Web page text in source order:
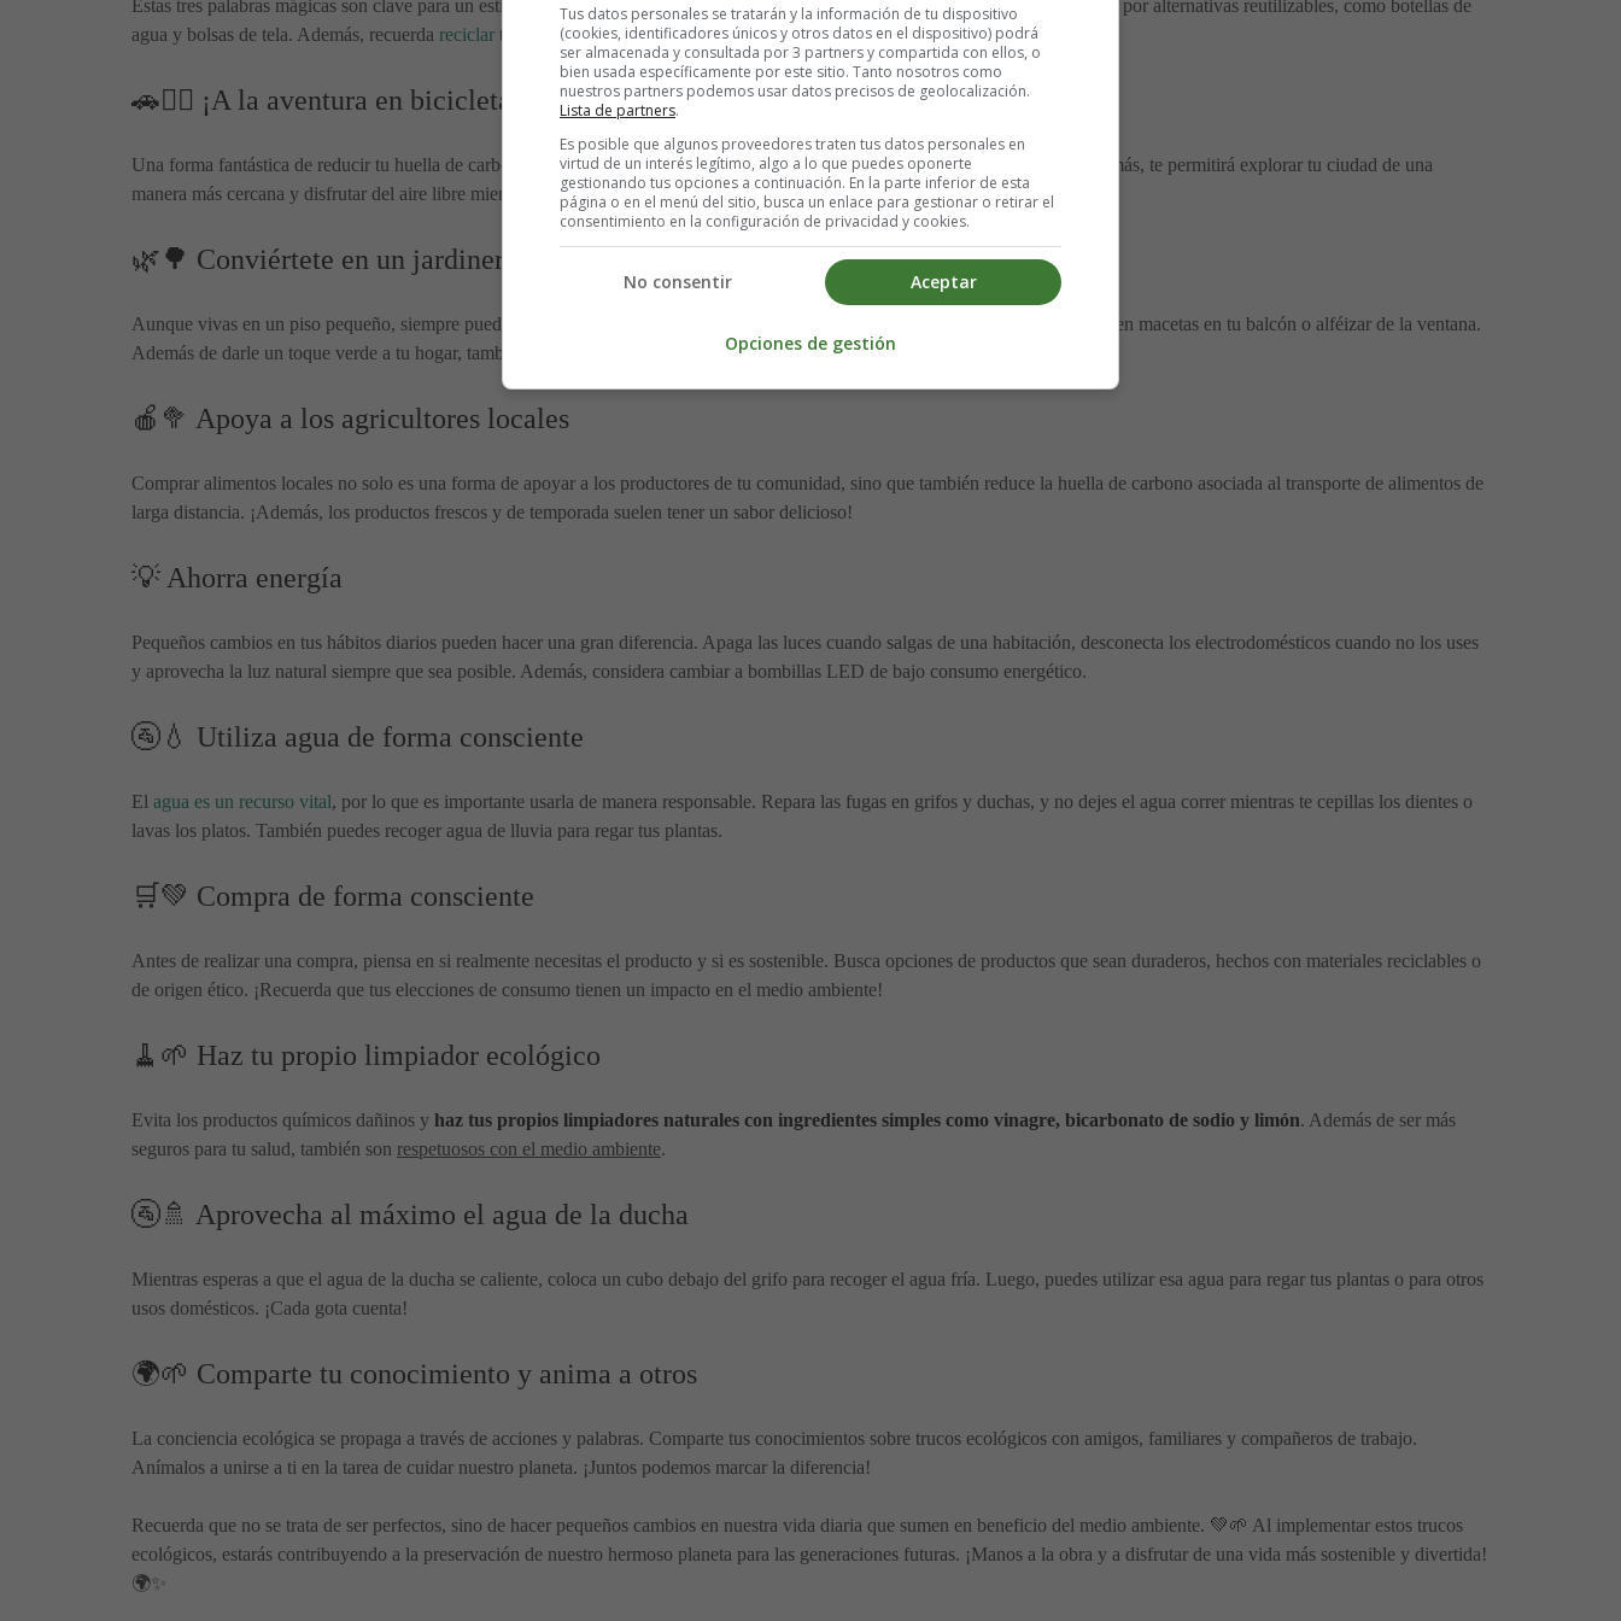
Estas tres palabras mágicas son clave para un estilo de vida ecológico. Intenta reducir el consumo de productos desechables y opta por alternativas reutilizables, como botellas de
agua y bolsas de tela. Además, recuerda reciclar todo lo que puedas, separando los residuos correctamente.
🚗🚴‍♀️ ¡A la aventura en bicicleta!
Una forma fantástica de reducir tu huella de carbono y mantenerte en forma es utilizar la bicicletacomo medio de transporte. Además, te permitirá explorar tu ciudad de una
manera más cercana y disfrutar del aire libre mientras te desplazas de un lugar a otro.
🌿🌳 Conviértete en un jardinero urbano
Aunque vivas en un piso pequeño, siempre puedes tener plantas en tu vida. Cultiva hierbas aromáticas, como albahaca y cilantro, en macetas en tu balcón o alféizar de la ventana.
Además de darle un toque verde a tu hogar, también podrás disfrutar de alimentos frescos y sabrosos.
🍎🥦 Apoya a los agricultores locales
Comprar alimentos locales no solo es una forma de apoyar a los productores de tu comunidad, sino que también reduce la huella de carbono asociada al transporte de alimentos de
larga distancia. ¡Además, los productos frescos y de temporada suelen tener un sabor delicioso!
💡 Ahorra energía
Pequeños cambios en tus hábitos diarios pueden hacer una gran diferencia. Apaga las luces cuando salgas de una habitación, desconecta los electrodomésticos cuando no los uses
y aprovecha la luz natural siempre que sea posible. Además, considera cambiar a bombillas LED de bajo consumo energético.
🚰💧 Utiliza agua de forma consciente
El agua es un recurso vital, por lo que es importante usarla de manera responsable. Repara las fugas en grifos y duchas, y no dejes el agua correr mientras te cepillas los dientes o
lavas los platos. También puedes recoger agua de lluvia para regar tus plantas.
🛒💚 Compra de forma consciente
Antes de realizar una compra, piensa en si realmente necesitas el producto y si es sostenible. Busca opciones de productos que sean duraderos, hechos con materiales reciclables o
de origen ético. ¡Recuerda que tus elecciones de consumo tienen un impacto en el medio ambiente!
🧹🌱 Haz tu propio limpiador ecológico
Evita los productos químicos dañinos y haz tus propios limpiadores naturales con ingredientes simples como vinagre, bicarbonato de sodio y limón. Además de ser más
seguros para tu salud, también son respetuosos con el medio ambiente.
🚰🚿 Aprovecha al máximo el agua de la ducha
Mientras esperas a que el agua de la ducha se caliente, coloca un cubo debajo del grifo para recoger el agua fría. Luego, puedes utilizar esa agua para regar tus plantas o para otros
usos domésticos. ¡Cada gota cuenta!
🌍🌱 Comparte tu conocimiento y anima a otros
La conciencia ecológica se propaga a través de acciones y palabras. Comparte tus conocimientos sobre trucos ecológicos con amigos, familiares y compañeros de trabajo.
Anímalos a unirse a ti en la tarea de cuidar nuestro planeta. ¡Juntos podemos marcar la diferencia!
Recuerda que no se trata de ser perfectos, sino de hacer pequeños cambios en nuestra vida diaria que sumen en beneficio del medio ambiente. 💚🌱 Al implementar estos trucos
ecológicos, estarás contribuyendo a la preservación de nuestro hermoso planeta para las generaciones futuras. ¡Manos a la obra y a disfrutar de una vida más sostenible y divertida!
🌍✨
Tus datos personales se tratarán y la información de tu dispositivo
(cookies, identificadores únicos y otros datos en el dispositivo) podrá
ser almacenada y consultada por 3 partners y compartida con ellos, o
bien usada específicamente por este sitio. Tanto nosotros como
nuestros partners podemos usar datos precisos de geolocalización.
Lista de partners.
Es posible que algunos proveedores traten tus datos personales en
virtud de un interés legítimo, algo a lo que puedes oponerte
gestionando tus opciones a continuación. En la parte inferior de esta
página o en el menú del sitio, busca un enlace para gestionar o retirar el
consentimiento en la configuración de privacidad y cookies.
Aceptar
No consentir
Opciones de gestión